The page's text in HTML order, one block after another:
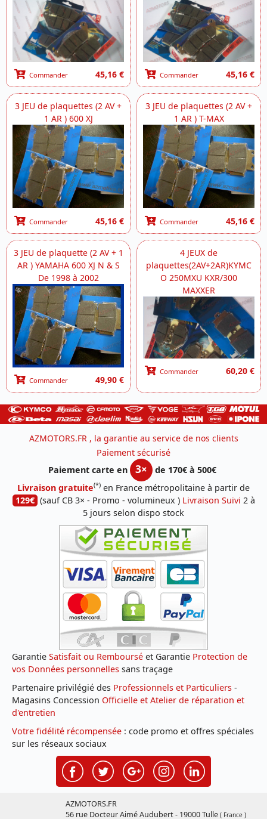
Commander 45,16 € Commander 45,16 €
3 JEU de plaquettes (2 AV +
1 AR ) 600 XJ
Commander 45,16 €
3 JEU de plaquettes (2 AV +
1 AR ) T-MAX
Commander 45,16 €
3 JEU de plaquette (2 AV + 1
AR ) YAMAHA 600 XJ N & S
De 1998 à 2002
Commander 49,90 €
4 JEUX de
plaquettes(2AV+2AR)KYMC
O 250MXU KXR/300
MAXXER
Commander 60,20 €
AZMOTORS.FR , la garantie au service de nos clients
Paiement sécurisé
Paiement carte en
3×
de 170€ à 500€
Livraison gratuite(*) en France métropolitaine à partir de
129€ (sauf CB 3× - Promo - volumineux ) Livraison Suivi 2 à
5 jours selon dispo stock
Garantie Satisfait ou Remboursé et Garantie Protection de
vos Données personnelles sans traçage
Partenaire privilégié des Professionnels et Particuliers -
Magasins Concession Officielle et Atelier de réparation et
d'entretien
Votre fidélité récompensée : code promo et offres spéciales
sur les réseaux sociaux
AZMOTORS.FR
56 rue Docteur Aimé Audubert - 19000 Tulle ( France )